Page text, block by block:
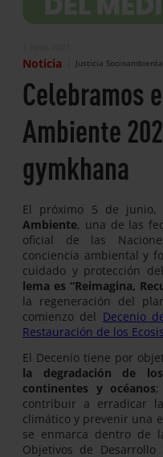
Noticia Justicia
Celebramos
Ambiente
gymkhana
El próximo 5 de junio,
Ambiente, una de las
oficial de las
conciencia ambiental y
cuidado y protección
lema es “Reimagina,
la regeneración del
comienzo del Decenio
Restauración de los
El Decenio tiene por
la degradación de
continentes y océanos;
contribuir a erradicar
climático y prevenir una
se enmarca dentro de
Objetivos de Desarrollo